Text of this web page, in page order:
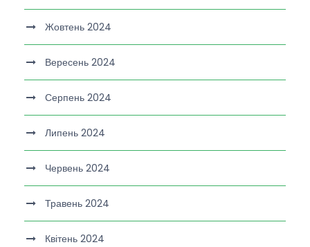
Жовтень 2024
Вересень 2024
Серпень 2024
Липень 2024
Червень 2024
Травень 2024
Квітень 2024